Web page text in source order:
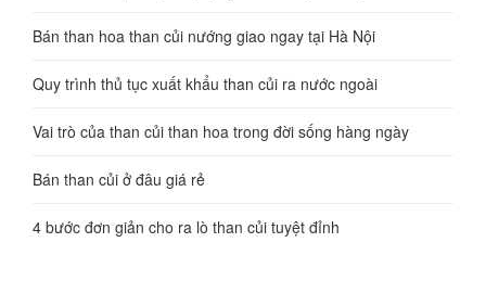
Bán than hoa than củi nướng giao ngay tại Hà Nội
Quy trình thủ tục xuất khẩu than củi ra nước ngoài
Vai trò của than củi than hoa trong đời sống hàng ngày
Bán than củi ở đâu giá rẻ
4 bước đơn giản cho ra lò than củi tuyệt đỉnh